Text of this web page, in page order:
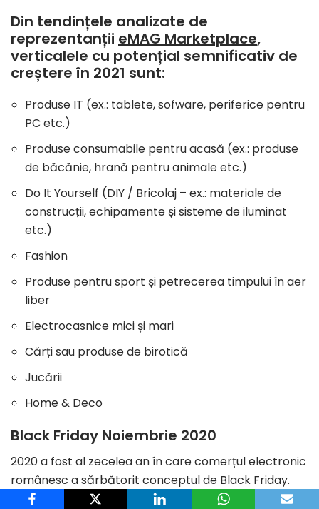
Din tendințele analizate de
reprezentanții eMAG Marketplace,
verticalele cu potențial semnificativ de
creștere în 2021 sunt:
Produse IT (ex.: tablete, sofware, periferice pentru
PC etc.)
Produse consumabile pentru acasă (ex.: produse
de băcănie, hrană pentru animale etc.)
Do It Yourself (DIY / Bricolaj – ex.: materiale de
construcții, echipamente și sisteme de iluminat
etc.)
Fashion
Produse pentru sport și petrecerea timpului în aer
liber
Electrocasnice mici și mari
Cărți sau produse de birotică
Jucării
Home & Deco
Black Friday Noiembrie 2020
2020 a fost al zecelea an în care comerțul electronic
românesc a sărbătorit conceptul de Black Friday.
Potrivit reprezentanților eMAG, cea de a 10-a ediție